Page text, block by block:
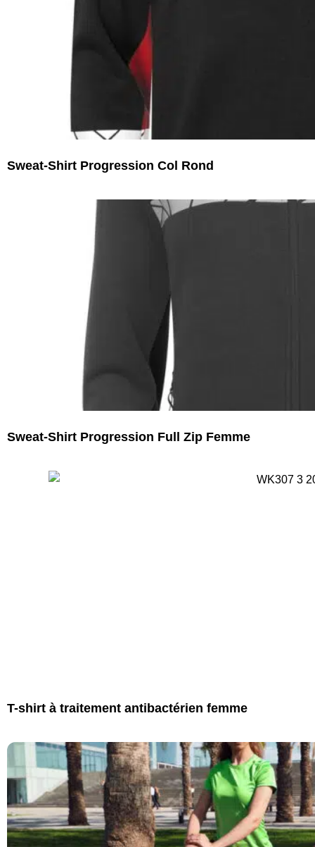
Sweat-Shirt Progression Col Rond
Sweat-Shirt Progression Full Zip Femme
T-shirt à traitement antibactérien femme